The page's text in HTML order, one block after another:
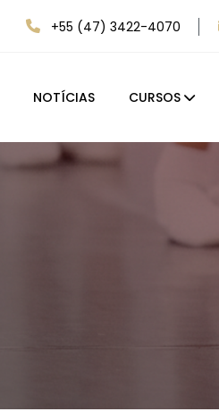
+55 (47) 3422-4070
NOTÍCIAS CURSOS